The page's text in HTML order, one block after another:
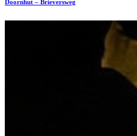
Doornhut – Brieversweg